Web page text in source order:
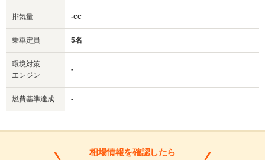
排気量 -cc
乗車定員 5名
環境対策
エンジン
-
燃費基準達成 -
相場情報を確認したら